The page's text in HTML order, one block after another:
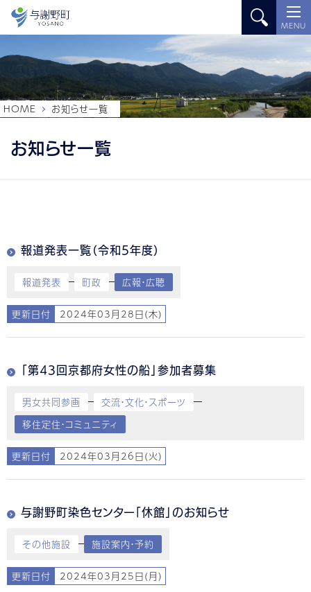
MENU
お知らせ一覧
HOME お知らせ一覧
報道発表一覧（令和5年度）
報道発表 町政 広報・広聴
更新日付 2024年03月28日(木)
「第43回京都府女性の船」参加者募集
男女共同参画
交流・文化・スポーツ
移住定住・コミュニティ
更新日付 2024年03月26日(火)
与謝野町染色センター「休館」のお知らせ
その他施設 施設案内・予約
更新日付 2024年03月25日(月)